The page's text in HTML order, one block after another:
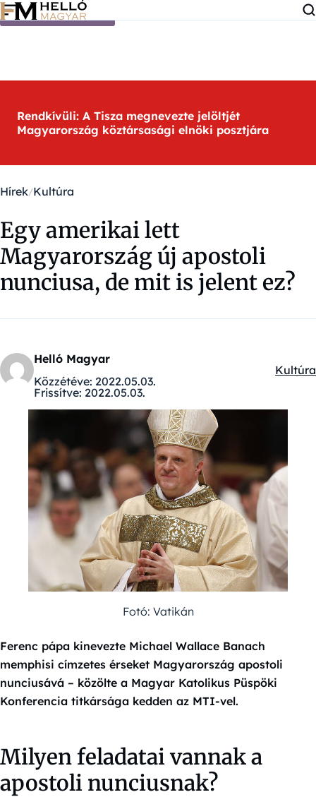
Ugrás a tartalomra
Rendkívüli: A Tisza megnevezte jelöltjét
Magyarország köztársasági elnöki posztjára
Hírek Kultúra
Egy amerikai lett
Magyarország új apostoli
nunciusa, de mit is jelent ez?
Helló Magyar
Közzétéve: 2022.05.03.
Frissítve: 2022.05.03.
Kultúra
Fotó: Vatikán
Ferenc pápa kinevezte Michael Wallace Banach
memphisi címzetes érseket Magyarország apostoli
nunciusává – közölte a Magyar Katolikus Püspöki
Konferencia titkársága kedden az MTI-vel.
Milyen feladatai vannak a
apostoli nunciusnak?